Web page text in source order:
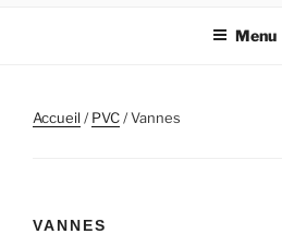
Menu
Accueil/PVC/ Vannes
VANNES